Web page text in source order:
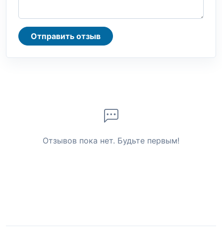
Отправить отзыв
Отзывов пока нет. Будьте первым!